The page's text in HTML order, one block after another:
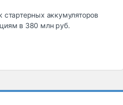
стартерных аккумуляторов
в 380 млн руб.